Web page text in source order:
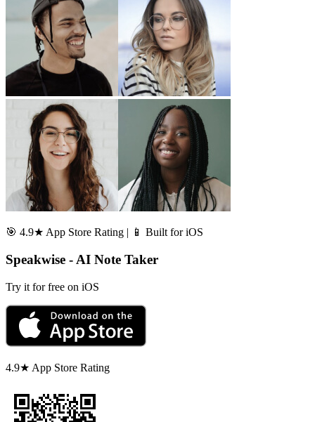
🎯 4.9★ App Store Rating | 📱 Built for iOS
Speakwise - AI Note Taker
Try it for free on iOS
4.9★ App Store Rating